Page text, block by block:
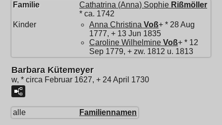
Familie Cathatrina (Anna) Sophie Rißmöller
* ca. 1742
Kinder
Anna Christina Voß+ * 28 Aug
1777, + 13 Jun 1835
Caroline Wilhelmine Voß+ * 12
Sep 1779, + zw. 1812 u. 1813
Barbara Kütemeyer
w, * circa Februar 1627, + 24 April 1730
alle Familiennamen